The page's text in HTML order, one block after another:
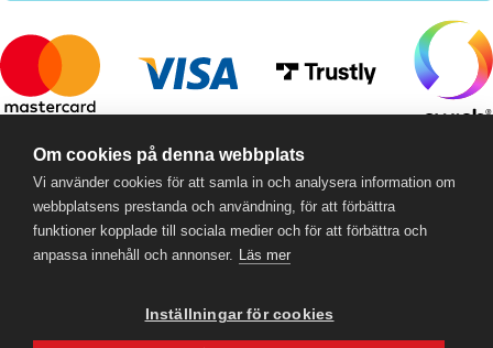
- © 2026
559357-5706
Om cookies på denna webbplats
Vi använder cookies för att samla in och analysera information om
webbplatsens prestanda och användning, för att förbättra
funktioner kopplade till sociala medier och för att förbättra och
anpassa innehåll och annonser. Läs mer
Inställningar för cookies